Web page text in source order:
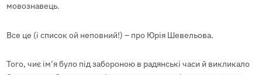
мовознавець.
Все це (і список ой неповний!) – про Юрія Шевельова.
Того, чиє ім’я було під забороною в радянські часи й викликало